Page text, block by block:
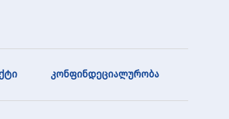
კონფინდეციალურობა